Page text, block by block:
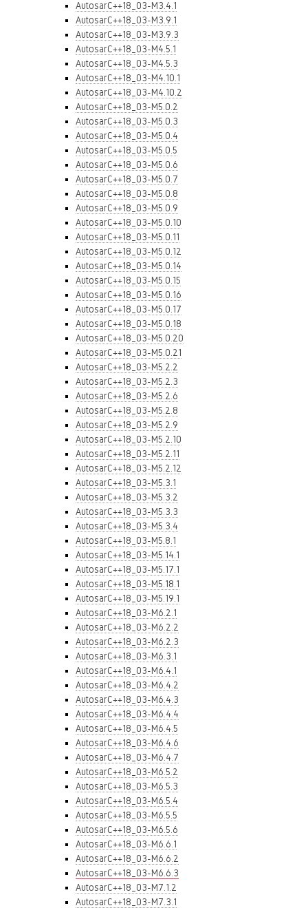
AutosarC++18_03-M3.4.1
AutosarC++18_03-M3.9.1
AutosarC++18_03-M3.9.3
AutosarC++18_03-M4.5.1
AutosarC++18_03-M4.5.3
AutosarC++18_03-M4.10.1
AutosarC++18_03-M4.10.2
AutosarC++18_03-M5.0.2
AutosarC++18_03-M5.0.3
AutosarC++18_03-M5.0.4
AutosarC++18_03-M5.0.5
AutosarC++18_03-M5.0.6
AutosarC++18_03-M5.0.7
AutosarC++18_03-M5.0.8
AutosarC++18_03-M5.0.9
AutosarC++18_03-M5.0.10
AutosarC++18_03-M5.0.11
AutosarC++18_03-M5.0.12
AutosarC++18_03-M5.0.14
AutosarC++18_03-M5.0.15
AutosarC++18_03-M5.0.16
AutosarC++18_03-M5.0.17
AutosarC++18_03-M5.0.18
AutosarC++18_03-M5.0.20
AutosarC++18_03-M5.0.21
AutosarC++18_03-M5.2.2
AutosarC++18_03-M5.2.3
AutosarC++18_03-M5.2.6
AutosarC++18_03-M5.2.8
AutosarC++18_03-M5.2.9
AutosarC++18_03-M5.2.10
AutosarC++18_03-M5.2.11
AutosarC++18_03-M5.2.12
AutosarC++18_03-M5.3.1
AutosarC++18_03-M5.3.2
AutosarC++18_03-M5.3.3
AutosarC++18_03-M5.3.4
AutosarC++18_03-M5.8.1
AutosarC++18_03-M5.14.1
AutosarC++18_03-M5.17.1
AutosarC++18_03-M5.18.1
AutosarC++18_03-M5.19.1
AutosarC++18_03-M6.2.1
AutosarC++18_03-M6.2.2
AutosarC++18_03-M6.2.3
AutosarC++18_03-M6.3.1
AutosarC++18_03-M6.4.1
AutosarC++18_03-M6.4.2
AutosarC++18_03-M6.4.3
AutosarC++18_03-M6.4.4
AutosarC++18_03-M6.4.5
AutosarC++18_03-M6.4.6
AutosarC++18_03-M6.4.7
AutosarC++18_03-M6.5.2
AutosarC++18_03-M6.5.3
AutosarC++18_03-M6.5.4
AutosarC++18_03-M6.5.5
AutosarC++18_03-M6.5.6
AutosarC++18_03-M6.6.1
AutosarC++18_03-M6.6.2
AutosarC++18_03-M6.6.3
AutosarC++18_03-M7.1.2
AutosarC++18_03-M7.3.1